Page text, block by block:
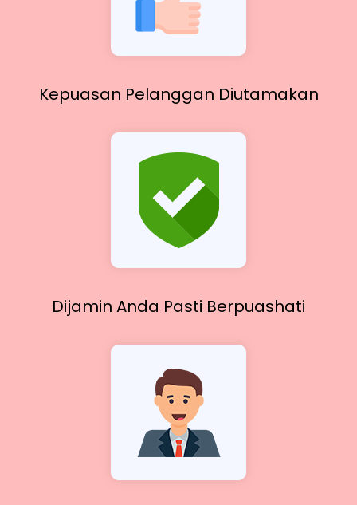
Kepuasan Pelanggan Diutamakan
Dijamin Anda Pasti Berpuashati